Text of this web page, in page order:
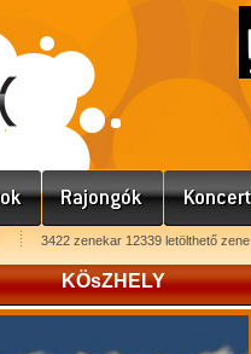
3422 zenekar 12339 letölthető zene
KÖsZHELY